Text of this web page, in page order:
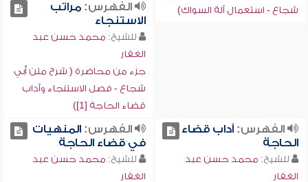
شجاع - استعمال آلة السواك)
الفهرس:مراتب
الاستنجاء
للشيخ: محمد حسن عبد
الغفار
جزء من محاضرة ( شرح متن أبي
شجاع - فصل الاستنجاء وآداب
قضاء الحاجة [1])
الفهرس:آداب قضاء
الحاجة
للشيخ: محمد حسن عبد
الغفار
الفهرس:المنهيات
في قضاء الحاجة
للشيخ: محمد حسن عبد
الغفار